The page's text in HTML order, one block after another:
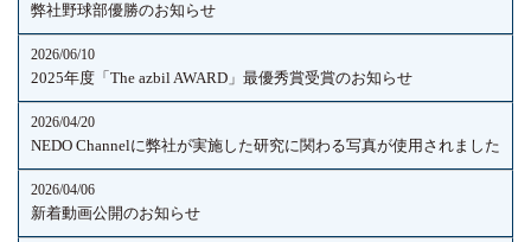
弊社野球部優勝のお知らせ
2026/06/10
2025年度「The azbil AWARD」最優秀賞受賞のお知らせ
2026/04/20
NEDO Channelに弊社が実施した研究に関わる写真が使用されました
2026/04/06
新着動画公開のお知らせ